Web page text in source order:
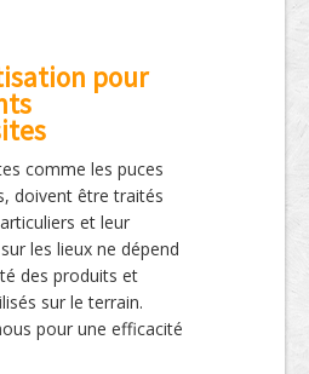
pour
comme les puces
doivent être traités
et leur
les lieux ne dépend
des produits et
sur le terrain.
pour une efficacité